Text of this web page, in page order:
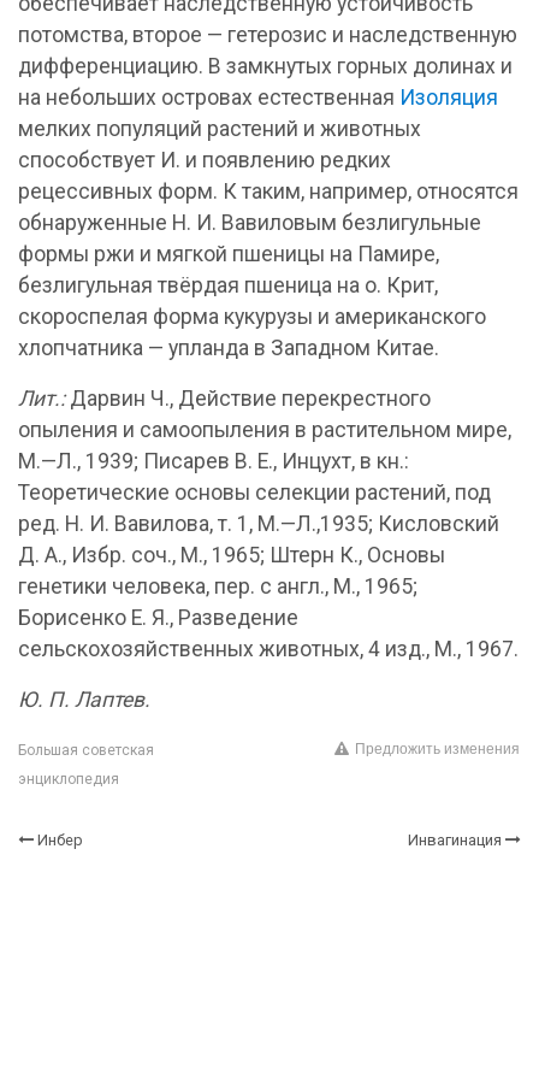
потомства, второе — гетерозис и наследственную
дифференциацию. В замкнутых горных долинах и
на небольших островах естественная Изоляция
мелких популяций растений и животных
способствует И. и появлению редких
рецессивных форм. К таким, например, относятся
обнаруженные Н. И. Вавиловым безлигульные
формы ржи и мягкой пшеницы на Памире,
безлигульная твёрдая пшеница на о. Крит,
скороспелая форма кукурузы и американского
хлопчатника — упланда в Западном Китае.
Лит.:Дарвин Ч., Действие перекрестного
опыления и самоопыления в растительном мире,
М.—Л., 1939; Писарев В. Е., Инцухт, в кн.:
Теоретические основы селекции растений, под
ред. Н. И. Вавилова, т. 1, М.—Л.,1935; Кисловский
Д. А., Избр. соч., М., 1965; Штерн К., Основы
генетики человека, пер. с англ., М., 1965;
Борисенко Е. Я., Разведение
сельскохозяйственных животных, 4 изд., М., 1967.
Ю. П. Лаптев.
Большая советская
энциклопедия
Предложить изменения
Инбер Инвагинация